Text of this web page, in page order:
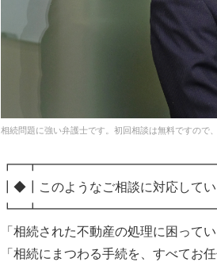
相続問題に強い弁護士です。初回相談は無料ですので
┃◆┃このようなご相談に対応してい
「相続された不動産の処理に困ってい
「相続にまつわる手続を、すべてお任